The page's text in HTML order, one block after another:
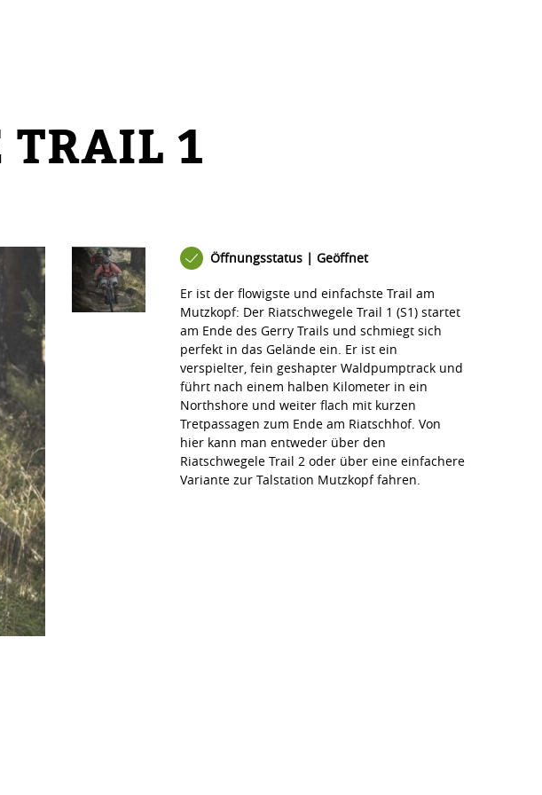
TRAIL 1
Öffnungsstatus | Geöffnet
Er ist der flowigste und einfachste Trail am
Mutzkopf: Der Riatschwegele Trail 1 (S1) startet
am Ende des Gerry Trails und schmiegt sich
perfekt in das Gelände ein. Er ist ein
verspielter, fein geshapter Waldpumptrack und
führt nach einem halben Kilometer in ein
Northshore und weiter flach mit kurzen
Tretpassagen zum Ende am Riatschhof. Von
hier kann man entweder über den
Riatschwegele Trail 2 oder über eine einfachere
Variante zur Talstation Mutzkopf fahren.